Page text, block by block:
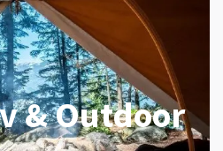
& Outdoor